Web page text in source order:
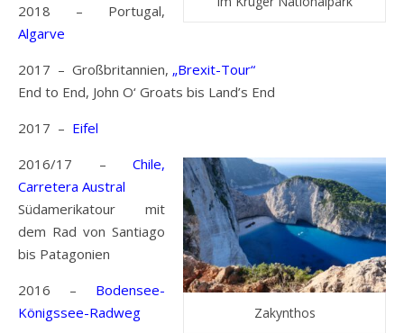
2018 – Portugal,
Algarve
2017 – Großbritannien, „Brexit-Tour“
End to End, John O‘ Groats bis Land’s End
2017 – Eifel
Zakynthos
2016/17 – Chile,
Carretera Austral
Südamerikatour mit
dem Rad von Santiago
bis Patagonien
2016 – Bodensee-
Königssee-Radweg